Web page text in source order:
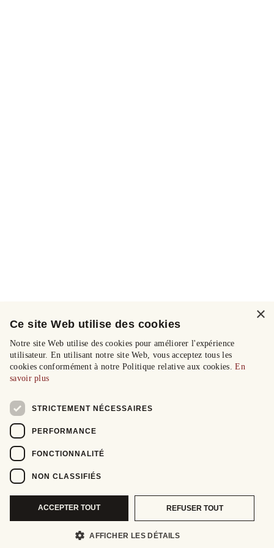
×
Ce site Web utilise des cookies
Notre site Web utilise des cookies pour améliorer l'expérience
utilisateur. En utilisant notre site Web, vous acceptez tous les
cookies conformément à notre Politique relative aux cookies.En
savoir plus
STRICTEMENT NÉCESSAIRES
PERFORMANCE
FONCTIONNALITÉ
NON CLASSIFIÉS
ACCEPTER TOUT REFUSER TOUT
AFFICHER LES DÉTAILS